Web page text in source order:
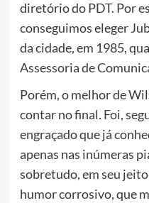
diretório do PDT. Por
conseguimos eleger
da cidade, em 1985,
Assessoria de
Porém, o melhor de
contar no final. Foi,
engraçado que já
apenas nas inúmeras
sobretudo, em seu
humor corrosivo, que